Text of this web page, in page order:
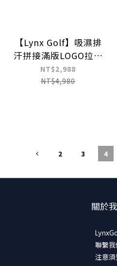
【Lynx Golf】吸濕排
汗拼接滿版LOGO拉鍊
漸層印花長袖立領T
NT$2,988
NT$4,980
2 3 4
關於
聯繫
注意